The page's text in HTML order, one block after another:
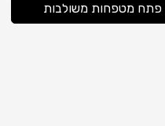
פתח מטפחות משולבות